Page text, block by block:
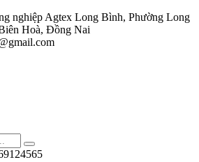
nghiệp Agtex Long Bình, Phường Long
Hoà, Đồng Nai